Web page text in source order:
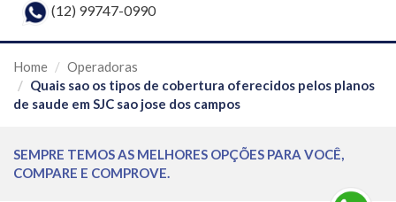
(12) 99747-0990
Home
Operadoras
Quais sao os tipos de cobertura oferecidos pelos planos
de saude em SJC sao jose dos campos
SEMPRE TEMOS AS MELHORES OPÇÕES PARA VOCÊ,
COMPARE E COMPROVE.